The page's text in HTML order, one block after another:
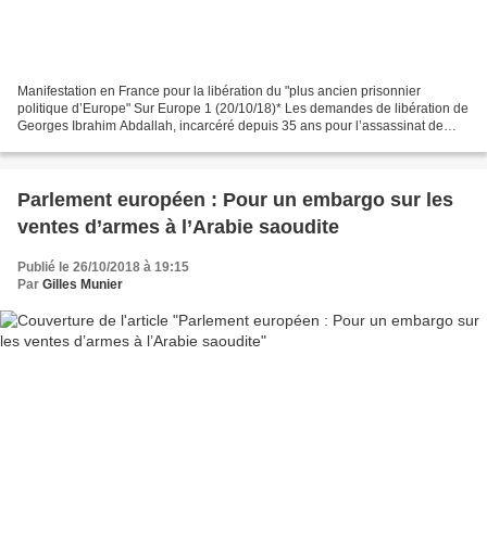
Manifestation en France pour la libération du "plus ancien prisonnier
politique d’Europe" Sur Europe 1 (20/10/18)* Les demandes de libération de
Georges Ibrahim Abdallah, incarcéré depuis 35 ans pour l’assassinat de
Parlement européen : Pour un embargo sur les
ventes d’armes à l’Arabie saoudite
Publié le 26/10/2018 à 19:15
Par Gilles Munier